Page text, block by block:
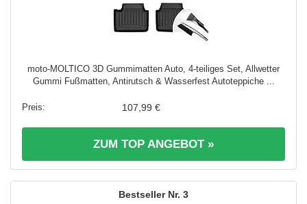
moto-MOLTICO 3D Gummimatten Auto, 4-teiliges Set, Allwetter
Gummi Fußmatten, Antirutsch & Wasserfest Autoteppiche ...
107,99 €
ZUM TOP ANGEBOT »
3